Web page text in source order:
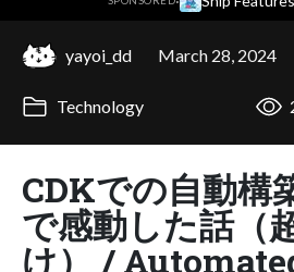
yayoi_dd March 28, 2024
Technology
CDKでの自動構
で感動した話（
け） /